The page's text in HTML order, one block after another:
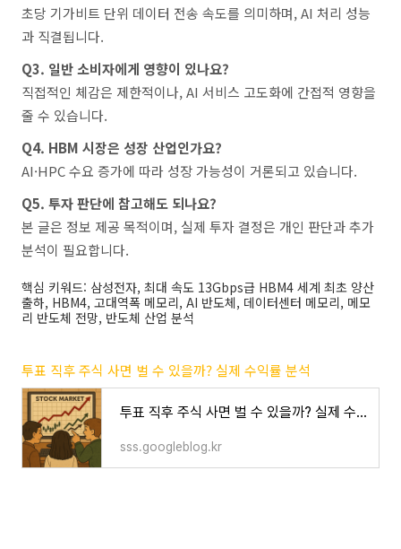
초당 기가비트 단위 데이터 전송 속도를 의미하며, AI 처리 성능
과 직결됩니다.
Q3. 일반 소비자에게 영향이 있나요?
직접적인 체감은 제한적이나, AI 서비스 고도화에 간접적 영향을
줄 수 있습니다.
Q4. HBM 시장은 성장 산업인가요?
AI·HPC 수요 증가에 따라 성장 가능성이 거론되고 있습니다.
Q5. 투자 판단에 참고해도 되나요?
본 글은 정보 제공 목적이며, 실제 투자 결정은 개인 판단과 추가
분석이 필요합니다.
핵심 키워드: 삼성전자, 최대 속도 13Gbps급 HBM4 세계 최초 양산
출하, HBM4, 고대역폭 메모리, AI 반도체, 데이터센터 메모리, 메모
리 반도체 전망, 반도체 산업 분석
투표 직후 주식 사면 벌 수 있을까? 실제 수익률 분석
투표 직후 주식 사면 벌 수 있을까? 실제 수익률 분석
sss.googleblog.kr